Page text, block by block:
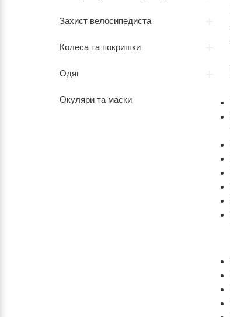
Захист велосипедиста
Колеса та покришки
Одяг
Окуляри та маски